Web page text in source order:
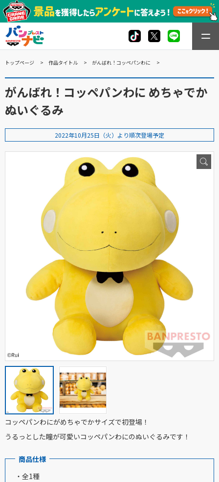
トップページ 作品タイトル がんばれ！コッペパンわに
がんばれ！コッペパンわに めちゃでか
ぬいぐるみ
2022年10月25日（火）より順次登場予定
コッペパンわにがめちゃでかサイズで初登場！
うるっとした瞳が可愛いコッペパンわにのぬいぐるみです！
商品仕様
・全1種